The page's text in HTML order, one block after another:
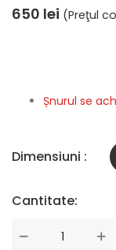
650 lei (Preţul
Șnurul se
Dimensiuni :
Cantitate:
Cantitate